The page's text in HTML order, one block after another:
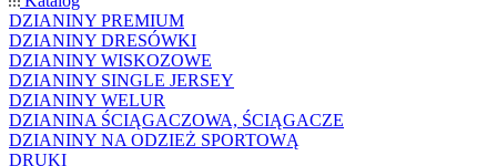
DZIANINY PREMIUM
DZIANINY DRESÓWKI
DZIANINY WISKOZOWE
DZIANINY SINGLE JERSEY
DZIANINY WELUR
DZIANINA ŚCIĄGACZOWA, ŚCIĄGACZE
DZIANINY NA ODZIEŻ SPORTOWĄ
DRUKI